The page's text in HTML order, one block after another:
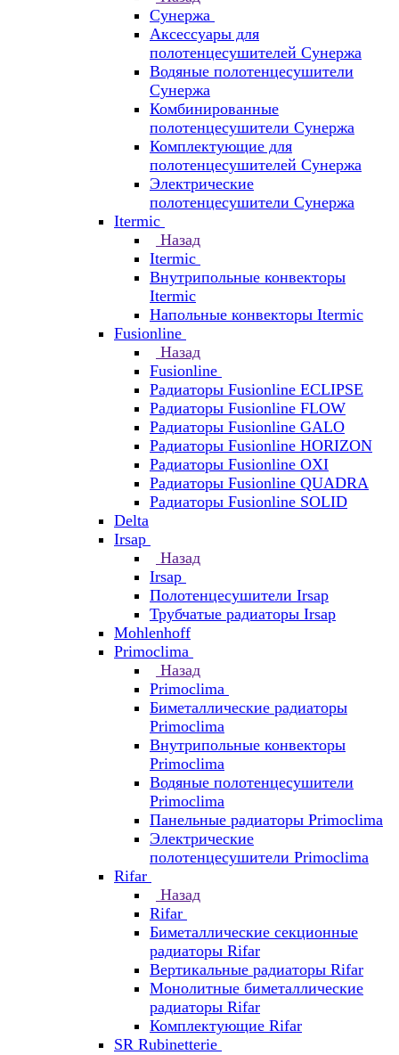
Сунержа
Аксессуары для
полотенцесушителей Сунержа
Водяные полотенцесушители
Сунержа
Комбинированные
полотенцесушители Сунержа
Комплектующие для
полотенцесушителей Сунержа
Электрические
полотенцесушители Сунержа
Itermic
Назад
Itermic
Внутрипольные конвекторы
Itermic
Напольные конвекторы Itermic
Fusionline
Назад
Fusionline
Радиаторы Fusionline ECLIPSE
Радиаторы Fusionline FLOW
Радиаторы Fusionline GALO
Радиаторы Fusionline HORIZON
Радиаторы Fusionline OXI
Радиаторы Fusionline QUADRA
Радиаторы Fusionline SOLID
Delta
Irsap
Назад
Irsap
Полотенцесушители Irsap
Трубчатые радиаторы Irsap
Mohlenhoff
Primoclima
Назад
Primoclima
Биметаллические радиаторы
Primoclima
Внутрипольные конвекторы
Primoclima
Водяные полотенцесушители
Primoclima
Панельные радиаторы Primoclima
Электрические
полотенцесушители Primoclima
Rifar
Назад
Rifar
Биметаллические секционные
радиаторы Rifar
Вертикальные радиаторы Rifar
Монолитные биметаллические
радиаторы Rifar
Комплектующие Rifar
SR Rubinetterie